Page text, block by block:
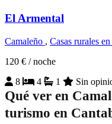
El Armental
Camaleño , Casas rurales
120 € / noche
8
4 1 Sin
Qué ver en
turismo en